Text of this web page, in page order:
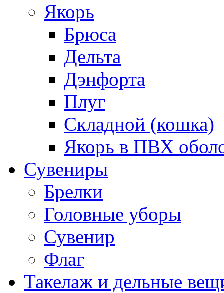
Якорь
Брюса
Дельта
Дэнфорта
Плуг
Складной (кошка)
Якорь в ПВХ
Сувениры
Брелки
Головные уборы
Сувенир
Флаг
Такелаж и дельные